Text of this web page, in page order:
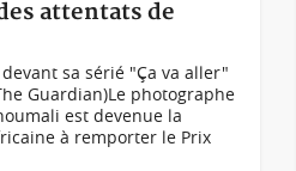
attentats de
sa sérié "Ça va aller"
Guardian)Le photographe
est devenue la
à remporter le Prix